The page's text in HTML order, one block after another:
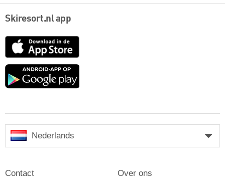
Skiresort.nl app
App
Google
Nederlands
Contact Over ons